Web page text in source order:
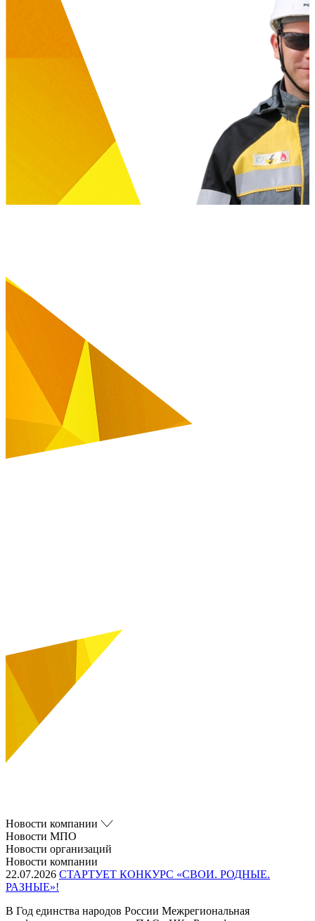
Новости компании
Новости МПО
Новости организаций
Новости компании
22.07.2026 СТАРТУЕТ КОНКУРС «СВОИ. РОДНЫЕ.
РАЗНЫЕ»!
В Год единства народов России Межрегиональная